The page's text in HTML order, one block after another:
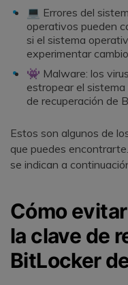
💻 Errores del
operativos pueden
si el sistema
experimentar
👾 Malware: los
estropear el
de recuperación de
Estos son algunos de
que puedes
se indican a
Cómo
la clave de
BitLocker